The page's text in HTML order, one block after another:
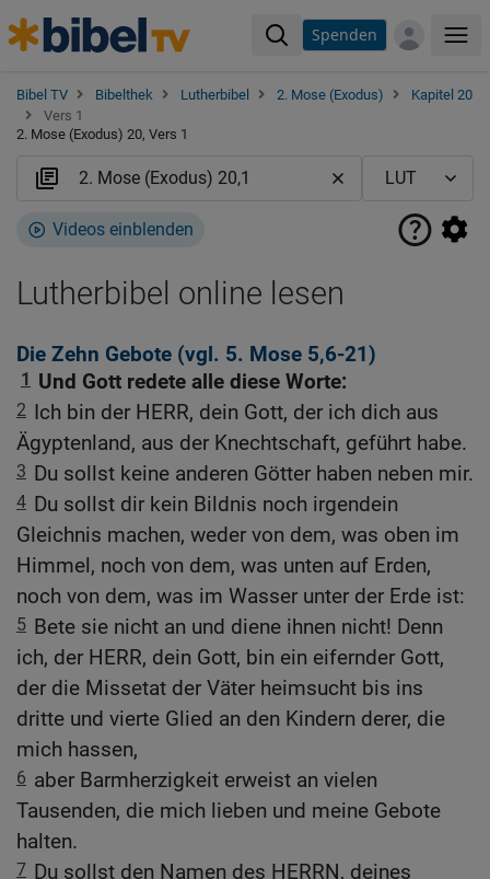
Spenden
Bibel TV Bibelthek Lutherbibel 2. Mose (Exodus)
Kapitel 20
Vers 1
2. Mose (Exodus) 20, Vers 1
Videos einblenden
Lutherbibel online lesen
Die Zehn Gebote (vgl. 5. Mose 5,6-21)
1 Und Gott redete alle diese Worte:
2 Ich bin der HERR, dein Gott, der ich dich aus
Ägyptenland, aus der Knechtschaft, geführt habe.
3 Du sollst keine anderen Götter haben neben mir.
4 Du sollst dir kein Bildnis noch irgendein
Gleichnis machen, weder von dem, was oben im
Himmel, noch von dem, was unten auf Erden,
noch von dem, was im Wasser unter der Erde ist:
5 Bete sie nicht an und diene ihnen nicht! Denn
ich, der HERR, dein Gott, bin ein eifernder Gott,
der die Missetat der Väter heimsucht bis ins
dritte und vierte Glied an den Kindern derer, die
mich hassen,
6 aber Barmherzigkeit erweist an vielen
Tausenden, die mich lieben und meine Gebote
halten.
7 Du sollst den Namen des HERRN, deines